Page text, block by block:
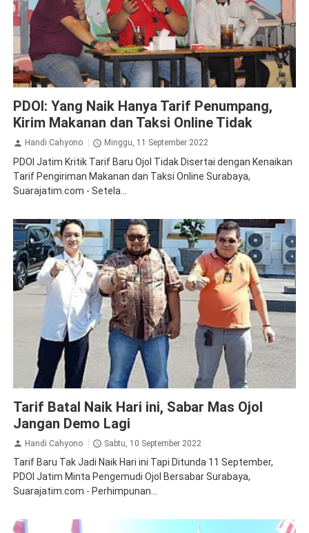
PDOI: Yang Naik Hanya Tarif Penumpang,
Kirim Makanan dan Taksi Online Tidak
Handi Cahyono Minggu, 11 September 2022
PDOI Jatim Kritik Tarif Baru Ojol Tidak Disertai dengan Kenaikan
Tarif Pengiriman Makanan dan Taksi Online Surabaya,
Suarajatim.com - Setela...
Tarif Batal Naik Hari ini, Sabar Mas Ojol
Jangan Demo Lagi
Handi Cahyono Sabtu, 10 September 2022
Tarif Baru Tak Jadi Naik Hari ini Tapi Ditunda 11 September,
PDOI Jatim Minta Pengemudi Ojol Bersabar Surabaya,
Suarajatim.com - Perhimpunan...